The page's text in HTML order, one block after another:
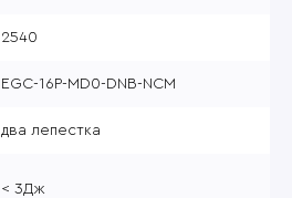
2540
EGC-16P-MD0-DNB-NCM
два лепестка
< 3Дж